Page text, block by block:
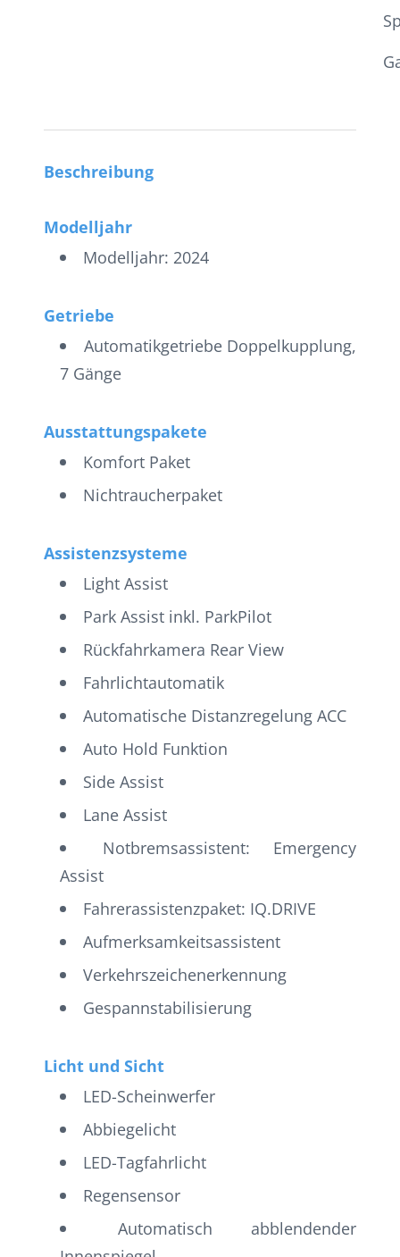
Beschreibung
Modelljahr
Modelljahr: 2024
Getriebe
Automatikgetriebe Doppelkupplung,
7 Gänge
Ausstattungspakete
Komfort Paket
Nichtraucherpaket
Assistenzsysteme
Light Assist
Park Assist inkl. ParkPilot
Rückfahrkamera Rear View
Fahrlichtautomatik
Automatische Distanzregelung ACC
Auto Hold Funktion
Side Assist
Lane Assist
Notbremsassistent: Emergency
Assist
Fahrerassistenzpaket: IQ.DRIVE
Aufmerksamkeitsassistent
Verkehrszeichenerkennung
Gespannstabilisierung
Licht und Sicht
LED-Scheinwerfer
Abbiegelicht
LED-Tagfahrlicht
Regensensor
Automatisch abblendender